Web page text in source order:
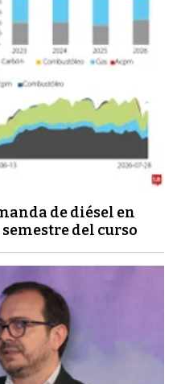
de diésel en
del curso